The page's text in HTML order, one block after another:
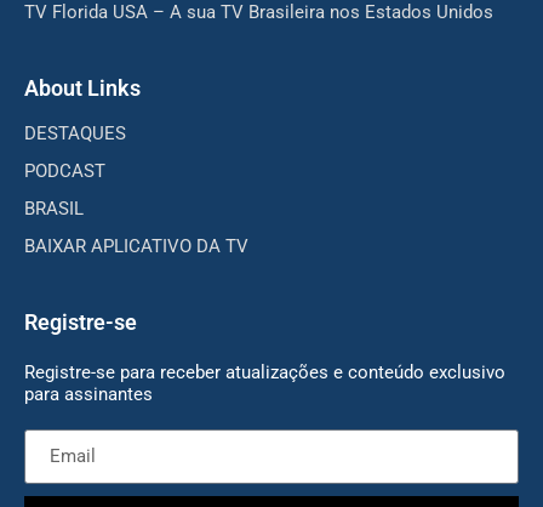
TV Florida USA – A sua TV Brasileira nos Estados Unidos
About Links
DESTAQUES
PODCAST
BRASIL
BAIXAR APLICATIVO DA TV
Registre-se
Registre-se para receber atualizações e conteúdo exclusivo
para assinantes